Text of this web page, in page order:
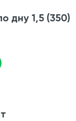
дну 1,5 (350)